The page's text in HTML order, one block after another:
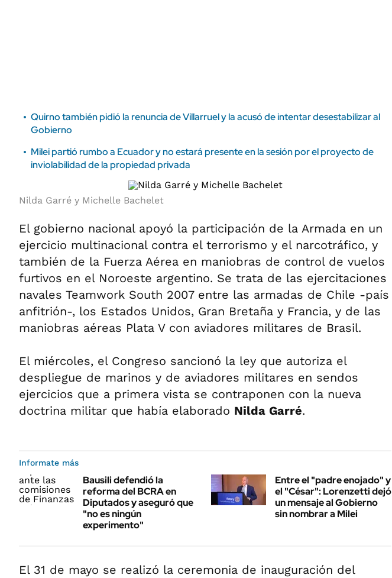
Quirno también pidió la renuncia de Villarruel y la acusó de intentar desestabilizar al
Gobierno
Milei partió rumbo a Ecuador y no estará presente en la sesión por el proyecto de
inviolabilidad de la propiedad privada
Nilda Garré y Michelle Bachelet
El gobierno nacional apoyó la participación de la Armada en un
ejercicio multinacional contra el terrorismo y el narcotráfico, y
también de la Fuerza Aérea en maniobras de control de vuelos
furtivos en el Noroeste argentino. Se trata de las ejercitaciones
navales Teamwork South 2007 entre las armadas de Chile -país
anfitrión-, los Estados Unidos, Gran Bretaña y Francia, y de las
maniobras aéreas Plata V con aviadores militares de Brasil.
El miércoles, el Congreso sancionó la ley que autoriza el
despliegue de marinos y de aviadores militares en sendos
ejercicios que a primera vista se contraponen con la nueva
doctrina militar que había elaborado Nilda Garré.
Informate más
Bausili defendió la
reforma del BCRA en
Diputados y aseguró que
"no es ningún
experimento"
Entre el "padre enojado" y
el "César": Lorenzetti dejó
un mensaje al Gobierno
sin nombrar a Milei
El 31 de mayo se realizó la ceremonia de inauguración del